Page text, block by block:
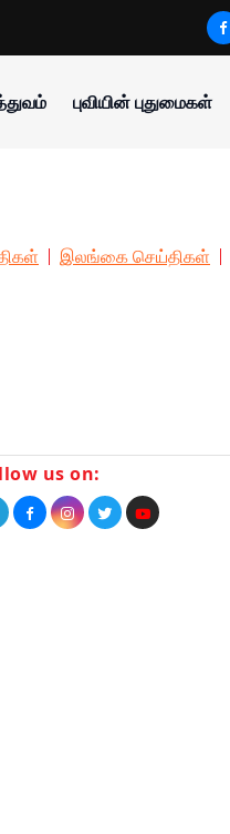
புவியின் புதுமைகள்
இலங்கை செய்திகள்
us on: